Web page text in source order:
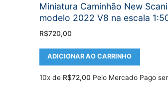
Miniatura Caminhão New
modelo 2022 V8 na escala
R$720,00
ADICIONAR AO CARRINHO
10x de R$72,00 Pelo Mercado Pago